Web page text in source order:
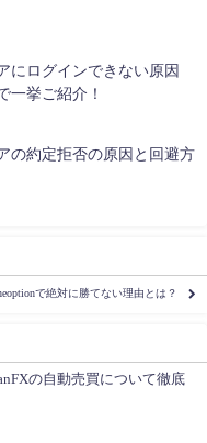
にログインできない原因
一挙ご紹介！
の約定拒否の原因と回避方
で絶対に勝てない理由とは？
の自動売買について徹底